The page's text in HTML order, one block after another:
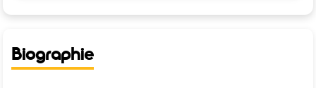
Biographie